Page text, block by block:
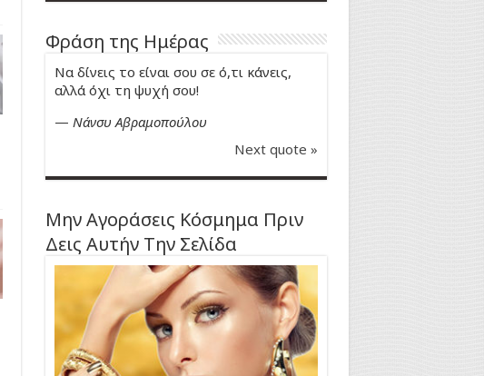
Φράση της Ημέρας
Να δίνεις το είναι σου σε ό,τι κάνεις,
αλλά όχι τη ψυχή σου!
— Νάνσυ Αβραμοπούλου
Next quote »
Μην Αγοράσεις Κόσμημα Πριν
Δεις Αυτήν Την Σελίδα